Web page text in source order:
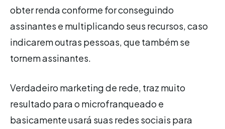
obter renda conforme for conseguindo
assinantes e multiplicando seus recursos, caso
indicarem outras pessoas, que também se
tornem assinantes.
Verdadeiro marketing de rede, traz muito
resultado para o microfranqueado e
basicamente usará suas redes sociais para